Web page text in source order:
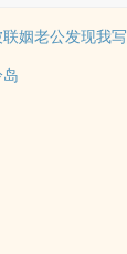
联姻老公发现我